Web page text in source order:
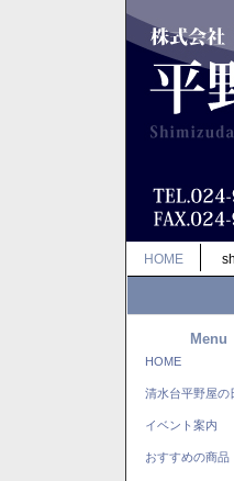
HOME
Menu
HOME
清水台平野屋の
イベント案内
おすすめの商品